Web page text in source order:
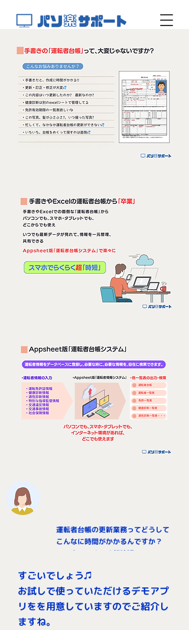
運転者台帳の更新業務ってどうして
こんなに時間がかかるんですか？
スマホでらくらく超時短！
すごいでしょう♫
お試しで使っていただけるデモアプ
リをを用意していますのでご紹介し
ますね。